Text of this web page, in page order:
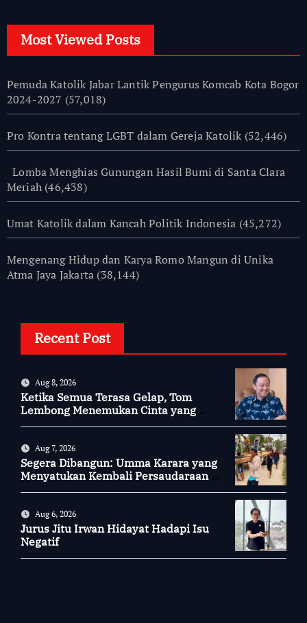
Most Viewed Posts
Pemuda Katolik Jabar Lantik Pengurus Komcab Kota Bogor
2024-2027 (57,018)
Pro Kontra tentang LGBT dalam Gereja Katolik (52,446)
Lomba Menghias Gunungan Hasil Bumi di Santa Clara
Meriah (46,438)
Umat Katolik dalam Kancah Politik Indonesia (45,272)
Mengenang Hidup dan Karya Romo Mangun di Unika
Atma Jaya Jakarta (38,144)
Recent Post
Aug 8, 2026
Ketika Semua Terasa Gelap, Tom
Lembong Menemukan Cinta yang
Aug 7, 2026
Segera Dibangun: Umma Karara yang
Menyatukan Kembali Persaudaraan di
Aug 6, 2026
Jurus Jitu Irwan Hidayat Hadapi Isu
Negatif